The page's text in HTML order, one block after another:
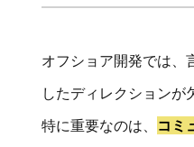
オフショア開発では、
したディレクションが
特に重要なのは、 コミ